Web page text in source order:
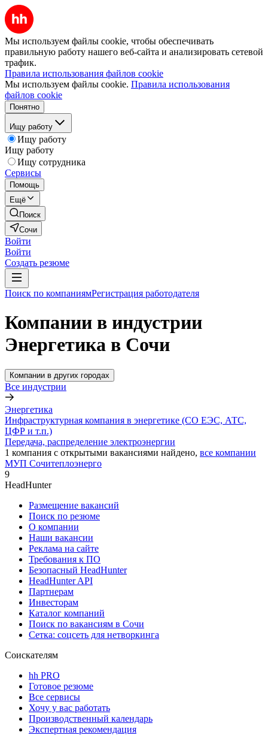
Мы используем файлы cookie, чтобы обеспечивать
правильную работу нашего веб-сайта и анализировать сетевой
трафик.
Правила использования файлов cookie
Мы используем файлы cookie. Правила использования
файлов cookie
Понятно
Ищу работу
Ищу работу
Ищу работу
Ищу сотрудника
Сервисы
Помощь
Ещё
Поиск
Сочи
Войти
Войти
Создать резюме
Поиск по компаниямРегистрация работодателя
Компании в индустрии
Энергетика в Сочи
Компании в других городах
Все индустрии
Энергетика
Инфраструктурная компания в энергетике (СО ЕЭС, АТС,
ЦФР и т.п.)
Передача, распределение электроэнергии
1 компания с открытыми вакансиями найдено, все компании
МУП Сочитеплоэнерго
9
HeadHunter
Размещение вакансий
Поиск по резюме
О компании
Наши вакансии
Реклама на сайте
Требования к ПО
Безопасный HeadHunter
HeadHunter API
Партнерам
Инвесторам
Каталог компаний
Поиск по вакансиям в Сочи
Сетка: соцсеть для нетворкинга
Соискателям
hh PRO
Готовое резюме
Все сервисы
Хочу у вас работать
Производственный календарь
Экспертная рекомендация